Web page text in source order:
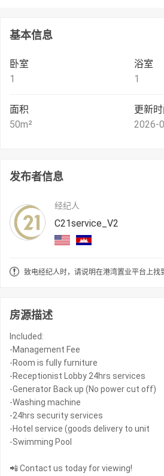
基本信息
卧室
1
浴室
1
面积
50m²
更新时
2026-
发布者信息
经纪人
C21service_V2
致电经纪人时，请说明在港湾置业平台上找
房源描述
Included:
-Management Fee
-Room is fully furniture
-Receptionist Lobby 24hrs services
-Generator Back up (No power cut off)
-Washing machine
-24hrs security services
-Hotel service (goods delivery to unit
-Swimming Pool
📲 Contact us today for viewing!